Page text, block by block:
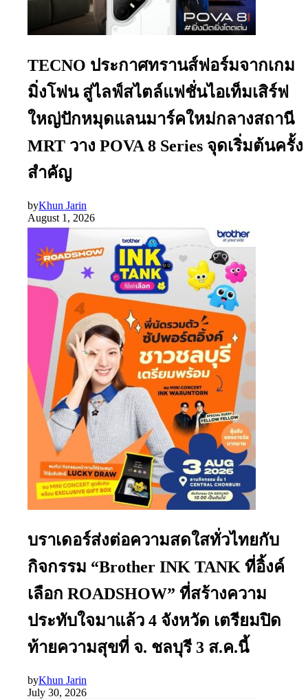
TECNO ประกาศทรานส์ฟอร์มจากเกม
มิ่งโฟน สู่ไลฟ์สไตล์แฟชั่นไอเท็มเสิร์ฟ
ใหญ่ปักหมุดแลนมาร์คใหม่กลางสถานี
MRT วาง POVA 8 Series จุดเริ่มต้นครั้ง
สำคัญ
byKhun Jarin
August 1, 2026
บราเดอร์ส่งต่อความสดใสทั่วไทยกับ
กิจกรรม “Brother INK TANK ที่อิ้งค์
เลือก ROADSHOW” ที่สร้างความ
ประทับใจมาแล้ว 4 จังหวัด เตรียมปิด
ท้ายความสุขที่ จ. ชลบุรี 3 ส.ค.นี้
byKhun Jarin
July 30, 2026